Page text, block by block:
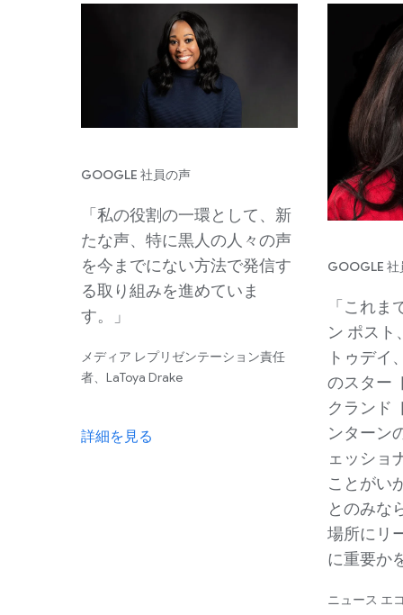
GOOGLE 社員の声
「私の役割の一環として、新
たな声、特に黒人の人々の声
を今までにない方法で発信す
る取り組みを進めていま
す。」
メディア レプリゼンテーション責任
者、LaToya Drake
詳細を見る
GOOGLE 社
「これま
ン ポスト
トゥデイ
のスター
クランド
ンターン
ェッショ
ことがい
とのみな
場所にリ
に重要か
ニュース エ